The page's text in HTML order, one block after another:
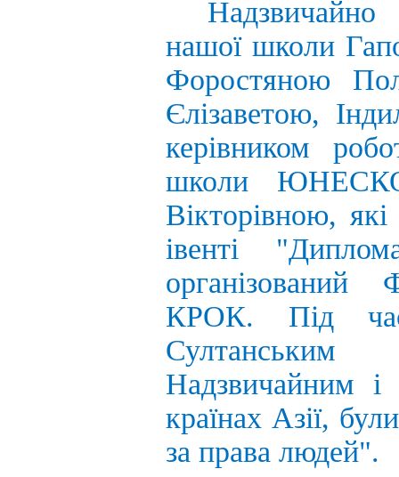
Надзвичайно
нашої школи
Форостяною
Єлізаветою,
керівником
школи
Вікторівною, які
івенті "
організований
КРОК. Під
Султанським
Надзвичайним
і
країнах Азії, були
за права людей".